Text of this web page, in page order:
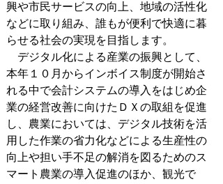
興や市民サービスの向上、地域の活性化
などに取り組み、誰もが便利で快適に暮
らせる社会の実現を目指します。
デジタル化による産業の振興として、
本年１０月からインボイス制度が開始さ
れる中で会計システムの導入をはじめ企
業の経営改善に向けたＤＸの取組を促進
し、農業においては、デジタル技術を活
用した作業の省力化などによる生産性の
向上や担い手不足の解消を図るためのス
マート農業の導入促進のほか、観光で